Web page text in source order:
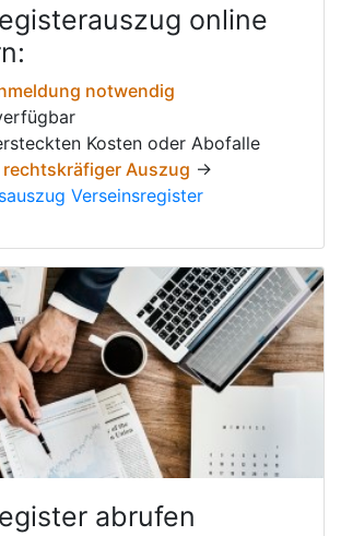
online
notwendig
Kosten oder Abofalle
rechtskräfiger Auszug →
Verseinsregister
abrufen